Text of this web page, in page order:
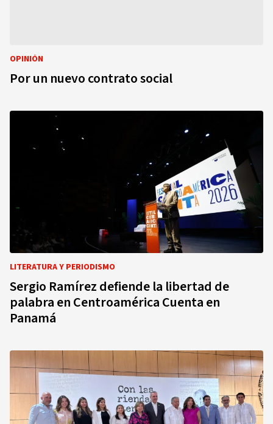
OPINIÓN
Por un nuevo contrato social
LITERATURA Y PERIODISMO
Sergio Ramírez defiende la libertad de
palabra en Centroamérica Cuenta en
Panamá